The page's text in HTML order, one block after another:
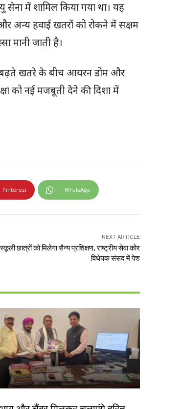
सेना में शामिल किया गया था। यह
अन्य हवाई खतरों को रोकने में सक्षम
मानी जाती है।
के बढ़ते खतरे के बीच आयरन डोम और
को नई मजबूती देने की दिशा में
Pinterest WhatsApp
NEXT ARTICLE
छात्रों को मिलेगा सैन्य प्रशिक्षण, राष्ट्रीय सेवा कोर
विधेयक संसद में पेश